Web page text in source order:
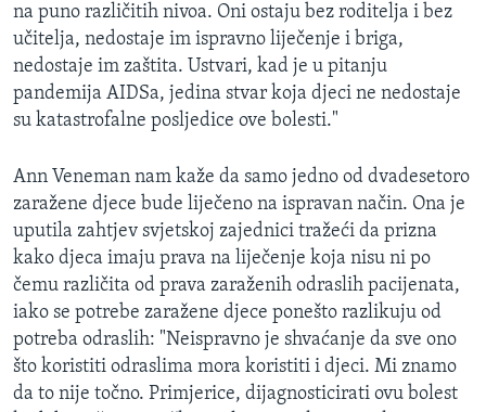
Jezici
na puno različitih nivoa. Oni ostaju bez roditelja i bez
učitelja, nedostaje im ispravno liječenje i briga,
nedostaje im zaštita. Ustvari, kad je u pitanju
pandemija AIDSa, jedina stvar koja djeci ne nedostaje
su katastrofalne posljedice ove bolesti."
Ann Veneman nam kaže da samo jedno od dvadesetoro
zaražene djece bude liječeno na ispravan način. Ona je
uputila zahtjev svjetskoj zajednici tražeći da prizna
kako djeca imaju prava na liječenje koja nisu ni po
čemu različita od prava zaraženih odraslih pacijenata,
iako se potrebe zaražene djece ponešto razlikuju od
potreba odraslih: "Neispravno je shvaćanje da sve ono
što koristiti odraslima mora koristiti i djeci. Mi znamo
da to nije točno. Primjerice, dijagnosticirati ovu bolest